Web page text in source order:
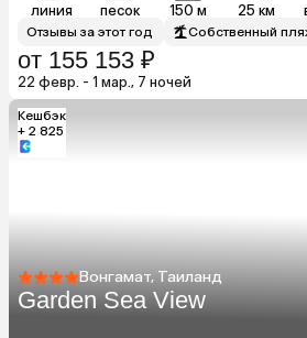
линия песок 150 м 25 км
Отзывы за этот год Собственный
от 155 153 ₽
22 февр. - 1 мар., 7 ночей
Кешбэк
+ 2 825
Вонгамат, Таиланд
Garden Sea View